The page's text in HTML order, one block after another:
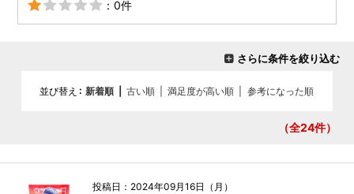
：0件
さらに条件を絞り込む
並び替え 新着順 古い順 満足度が高い順 参考になった順
（全24件）
投稿日：2024年09月16日（月）